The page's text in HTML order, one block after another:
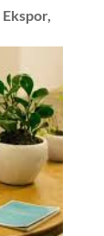
Ekspor,